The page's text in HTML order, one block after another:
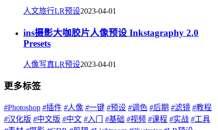
人文旅行LR预设2023-04-01
ins摄影大咖胶片人像预设 Inkstagraphy 2.0
Presets
人像写真LR预设2023-04-01
更多标签
#Photoshop #插件 #人像 #一键 #预设 #调色 #后期 #滤镜 #教程
#汉化版 #中文版 #中文 #入门 #基础 #视频 #课程 #实战 #工具